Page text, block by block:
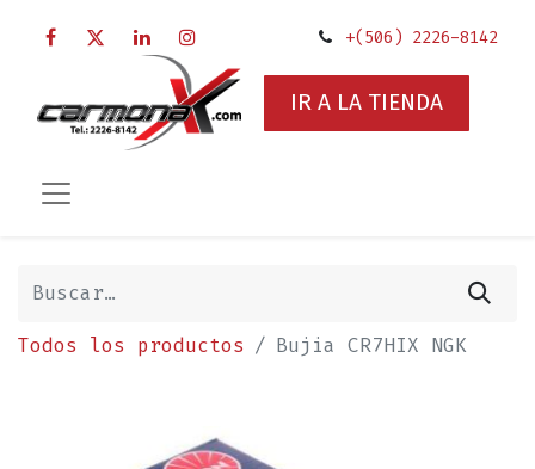
+(506) 2226-8142
IR A LA TIENDA
Todos los productos Bujia CR7HIX NGK